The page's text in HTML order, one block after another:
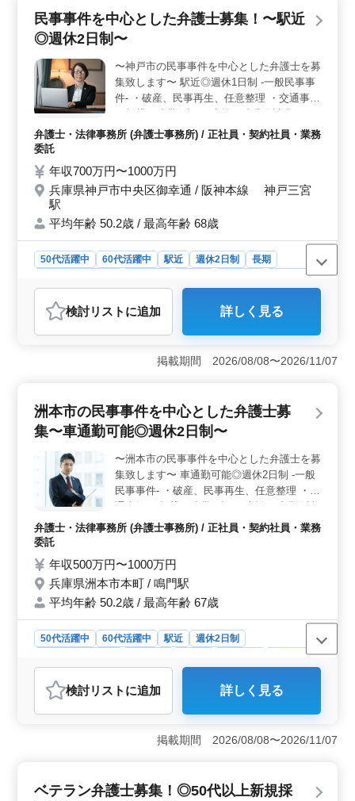
案件＞ 弁護士として、破産、任意整理、交通事故、賃
貸、未払い残業代請求、不動産問題、売買代金請求、B型
す。解決のための方法を見つけ出し、クライアントの信
頼を築くことができます。 ＜経験を活かす環境＞
現在、50歳以上の方々も活躍中で、経験豊富な方々の経
験値を尊重した採用をしています。企業の成功に貢献
し、自身の専門性を高める絶好の機会です。ぜひ今まで
の経験を活かして、解決に向けて力を貸してください。
民事事件を中心とした弁護士募集！〜駅近
◎週休2日制〜
〜神戸市の民事事件を中心とした弁護士を募
集致します〜 駅近◎週休1日制 -一般民事事
件- ・破産、民事再生、任意整理 ・交通事故
動産問題 ・売買代金請求 ・B型肝炎訴訟 ・
の虐待 ・高齢者・障害者の財産管理 円滑に
全力で解決に努めております！ 現在50歳以
経験を活かして頂ける方のご応募お待ちして
おります☆
弁護士・法律事務所 (弁護士事務所) / 正社員・契約社員・業務
委託
年収700万円〜1000万円
兵庫県神戸市中央区御幸通 / 阪神本線 神戸三宮
駅
平均年齢 50.2歳 / 最高年齢 68歳
50代活躍中 60代活躍中 駅近 週休2日制
長期
業務委託
おすすめポイント
＜専門性の強化＞ 当弁護士事務所は、民事事件を得意
とし、破産や交通事故など幅広い分野に精通していま
す。経験豊富な法律専門家が円滑かつ確実に解決に導き
週休2日制の労働環境が整っており、残業は少なめです。
50代以上も活躍中なので、経験者にとって理想的な職場
中できる環境が整っています。 ＜信頼性と安定性
＞ 弁護士費用は事務所負担可能で、社会保険完備など
充実の待遇が用意されています。給与も年収700万円〜
1500万円程度で、安定感のある企業でのキャリアを築く
絶好の機会です。
検討リスト に追加 詳しく見る
掲載期間 2026/08/08〜2026/11/07
洲本市の民事事件を中心とした弁護士募
集〜車通勤可能◎週休2日制〜
〜洲本市の民事事件を中心とした弁護士を募
集致します〜 車通勤可能◎週休2日制 -一般
民事事件- ・破産、民事再生、任意整理 ・交
求 ・不動産問題 ・売買代金請求 ・B型肝炎
障害者の虐待 ・高齢者・障害者の財産管理
依頼者の方々と話し合いながら、解決に努め
て行きます！ 現在50歳以上も活躍している
企業です。 ぜひ今までの経験を活かして頂
ける方のご応募お待ちしております♩
弁護士・法律事務所 (弁護士事務所) / 正社員・契約社員・業務
委託
年収500万円〜1000万円
兵庫県洲本市本町 / 鳴門駅
平均年齢 50.2歳 / 最高年齢 67歳
50代活躍中 60代活躍中 駅近
週休2日制
業務委託
おすすめポイント
＜地域への貢献＞ 洲本市に根ざした活動が特徴で、地
域の民事事件に対応しています。鳴門駅からの車通勤が
可能です。地域社会の法的ニーズに焦点を当てた弁護士
がほとんどなく、車通勤も可能な為、ワークライフバラ
検討リスト に追加 詳しく見る
掲載期間 2026/08/08〜2026/11/07
ベテラン弁護士募集！◎50代以上新規採